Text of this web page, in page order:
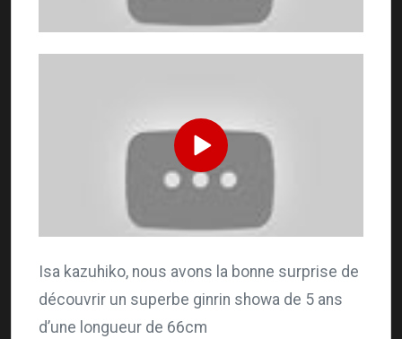
Isa kazuhiko, nous avons la bonne surprise de
découvrir un superbe ginrin showa de 5 ans
d’une longueur de 66cm